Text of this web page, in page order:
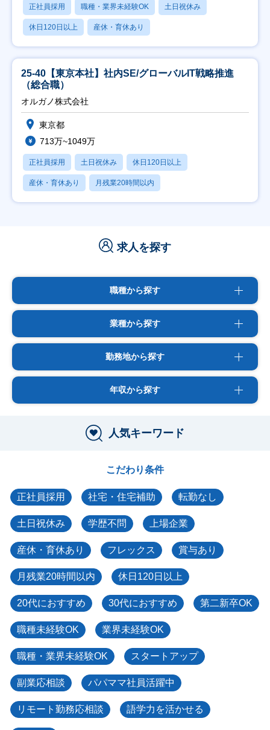
正社員採用 職種・業界未経験OK 土日祝休み
休日120日以上 産休・育休あり
25-40【東京本社】社内SE/グローバルIT戦略推進
（総合職）
オルガノ株式会社
東京都
713万~1049万
正社員採用 土日祝休み 休日120日以上
産休・育休あり 月残業20時間以内
求人を探す
職種から探す
業種から探す
勤務地から探す
年収から探す
人気キーワード
こだわり条件
正社員採用 社宅・住宅補助 転勤なし
土日祝休み 学歴不問 上場企業
産休・育休あり フレックス 賞与あり
月残業20時間以内 休日120日以上
20代におすすめ 30代におすすめ 第二新卒OK
職種未経験OK 業界未経験OK
職種・業界未経験OK スタートアップ
副業応相談 パパママ社員活躍中
リモート勤務応相談 語学力を活かせる